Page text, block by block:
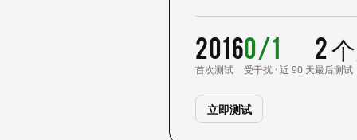
2016
首次测试
0/1
受干扰 · 近 90 天
2
最后测试
立即测试